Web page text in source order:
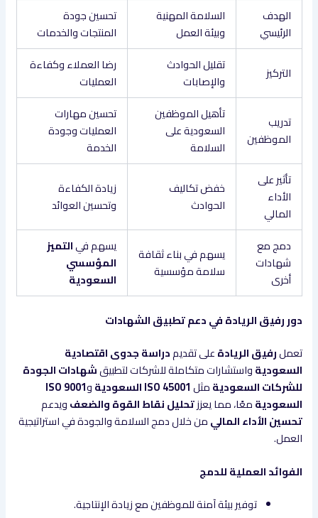
الهدف
الرئيسي
السلامة المهنية
وبيئة العمل
تحسين جودة
المنتجات والخدمات
التركيز
تقليل الحوادث
والإصابات
رضا العملاء وكفاءة
العمليات
تدريب
الموظفين
تأهيل الموظفين
السعودية على
السلامة
تحسين مهارات
العمليات وجودة
الخدمة
تأثير على
الأداء
المالي
خفض تكاليف
الحوادث
زيادة الكفاءة
وتحسين العوائد
دمج مع
شهادات
أخرى
يسهم في بناء ثقافة
سلامة مؤسسية
يسهم فيالتميز
المؤسسي
السعودية
دور رفيق الريادة في دعم تطبيق الشهادات
تعملرفيق الريادةعلى تقديمدراسة جدوى اقتصادية
السعوديةواستشارات متكاملة للشركات لتطبيقشهادات الجودة
للشركات السعوديةمثلISO 45001 السعودية وISO 9001
السعوديةمعًا، مما يعززتحليل نقاط القوة والضعفويدعم
تحسين الأداء الماليمن خلال دمج السلامة والجودة في استراتيجية
العمل.
الفوائد العملية للدمج
توفير بيئة آمنة للموظفين مع زيادة الإنتاجية.